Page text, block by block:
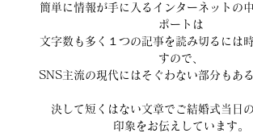
簡単に情報が手に入るインターネットの
ポートは
文字数も多く１つの記事を読み切るには
すので、
SNS主流の現代にはそぐわない部分もあ
決して短くはない文章でご結婚式当日
印象をお伝えしています。